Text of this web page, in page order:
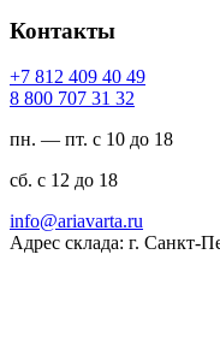
Контакты
94 04 904 218 7+
23 13 707 008 8
пн. — пт. с 10 до 18
сб. с 12 до 18
ur.atravaira@ofni
Адрес склада: г. Санкт-